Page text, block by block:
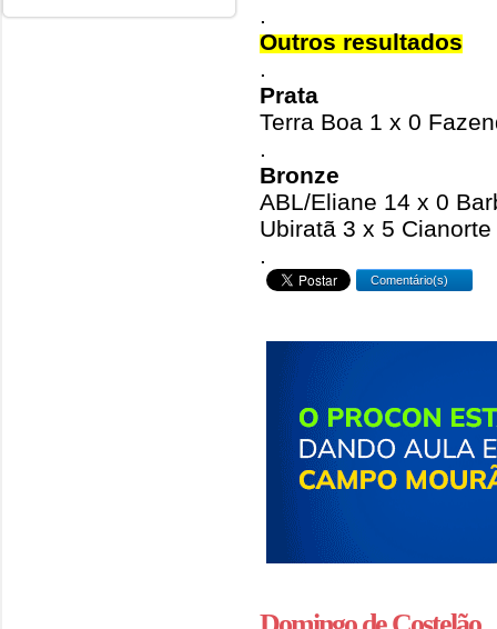
.
Outros resultados
.
Prata
Terra Boa 1 x 0
.
Bronze
ABL/Eliane 14 x 0
Ubiratã 3 x 5 Cianorte
.
Comentário(s)